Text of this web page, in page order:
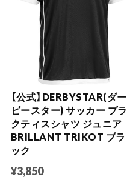
【公式】DERBYSTAR(ダー
ビースター) サッカー プラ
クティスシャツ ジュニア
BRILLANT TRIKOT ブラ
ック
¥3,850